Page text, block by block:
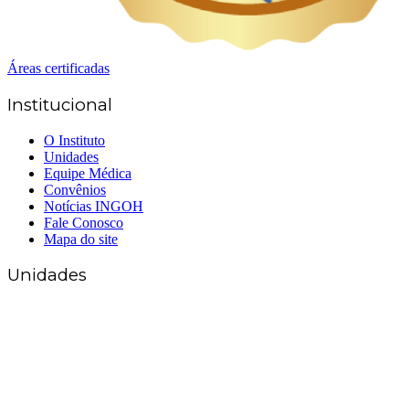
Áreas certificadas
Institucional
O Instituto
Unidades
Equipe Médica
Convênios
Notícias INGOH
Fale Conosco
Mapa do site
Unidades